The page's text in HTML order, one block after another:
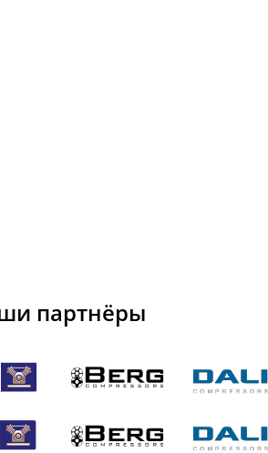
партнёры